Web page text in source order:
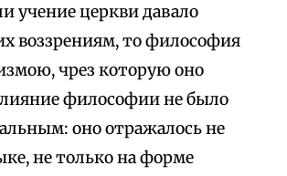
учение церкви давало
воззрениям, то философия
чрез которую оно
философии не было
оно отражалось не
не только на форме